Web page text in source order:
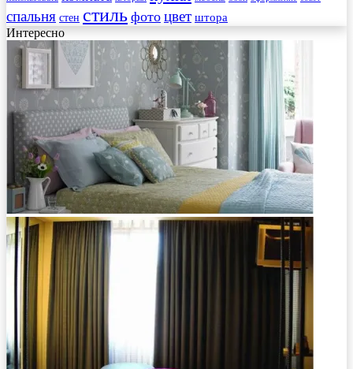
спальня стен стиль фото цвет штора
Интересно